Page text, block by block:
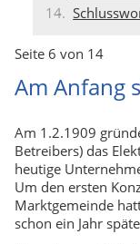
Seite 6 von 14
Am Anfang
Am 1.2.1909
Betreibers) das
heutige
Um den ersten
Marktgemeinde
schon ein Jahr